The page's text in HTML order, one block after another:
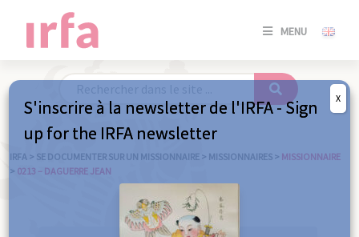
MENU
SE
/
IRFA > SE DOCUMENTER SUR UN MISSIONNAIRE > MISSIONNAIRES > MISSIONNAIRE
> 0213 – DAGUERRE JEAN
S'inscrire à la newsletter de l'IRFA - Sign
up for the IRFA newsletter
X